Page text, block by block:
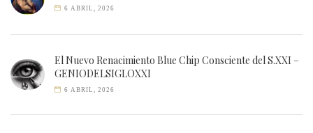
6 ABRIL, 2026
El Nuevo Renacimiento Blue Chip Consciente del S.XXI –
GENIODELSIGLOXXI
6 ABRIL, 2026